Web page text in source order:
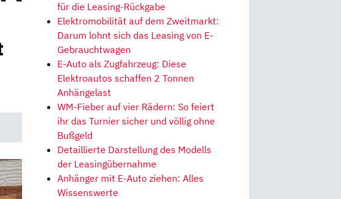
für die Leasing-Rückgabe
Elektromobilität auf dem Zweitmarkt:
Darum lohnt sich das Leasing von E-
Gebrauchtwagen
E-Auto als Zugfahrzeug: Diese
Elektroautos schaffen 2 Tonnen
Anhängelast
WM-Fieber auf vier Rädern: So feiert
ihr das Turnier sicher und völlig ohne
Bußgeld
Detaillierte Darstellung des Modells
der Leasingübernahme
Anhänger mit E-Auto ziehen: Alles
Wissenswerte